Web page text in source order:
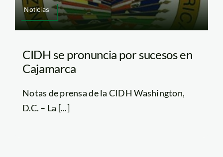
Noticias
CIDH se pronuncia por sucesos en
Cajamarca
Notas de prensa de la CIDH Washington,
D.C. – La [...]